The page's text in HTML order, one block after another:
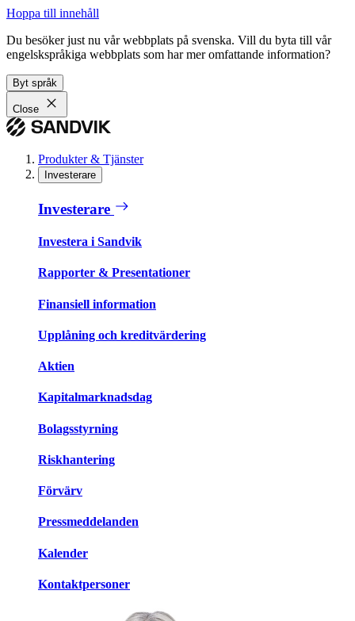
Hoppa till innehåll
Du besöker just nu vår webbplats på svenska. Vill du byta till vår
engelskspråkiga webbplats som har mer omfattande information?
Byt språk
Close
Produkter & Tjänster
Investerare
Investerare
Investera i Sandvik
Rapporter & Presentationer
Finansiell information
Upplåning och kreditvärdering
Aktien
Kapitalmarknadsdag
Bolagsstyrning
Riskhantering
Förvärv
Pressmeddelanden
Kalender
Kontaktpersoner